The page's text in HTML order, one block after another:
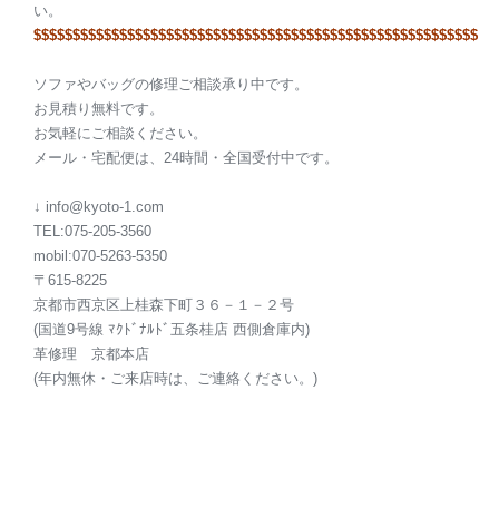
い。
$$$$$$$$$$$$$$$$$$$$$$$$$$$$$$$$$$$$$$$$$$$$$$$$$$$$$$$$$
ソファやバッグの修理ご相談承り中です。
お見積り無料です。
お気軽にご相談ください。
メール・宅配便は、24時間・全国受付中です。
↓ info@kyoto-1.com
TEL:075-205-3560
mobil:070-5263-5350
〒615-8225
京都市西京区上桂森下町３６－１－２号
(国道9号線 ﾏｸﾄﾞﾅﾙﾄﾞ五条桂店 西側倉庫内)
革修理 京都本店
(年内無休・ご来店時は、ご連絡ください。)